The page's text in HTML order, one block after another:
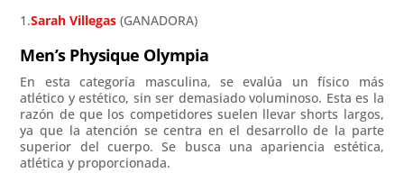
1.Sarah Villegas (GANADORA)
Men’s Physique Olympia
En esta categoría masculina, se evalúa un físico más
atlético y estético, sin ser demasiado voluminoso. Esta es la
razón de que los competidores suelen llevar shorts largos,
ya que la atención se centra en el desarrollo de la parte
superior del cuerpo. Se busca una apariencia estética,
atlética y proporcionada.